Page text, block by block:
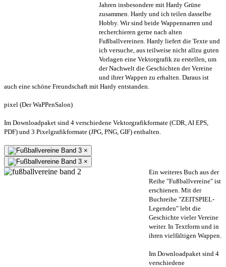
Jahren insbesondere mit Hardy Grüne
zusammen. Hardy und ich teilen dasselbe
Hobby. Wir sind beide Wappennarren und
recherchieren gerne nach alten
Fußballvereinen. Hardy liefert die Texte und
ich versuche, aus teilweise nicht allzu guten
Vorlagen eine Vektorgrafik zu erstellen, um
der Nachwelt die Geschichten der Vereine
und ihrer Wappen zu erhalten. Daraus ist
auch eine schöne Freundschaft mit Hardy entstanden.
pixel (Der WaPPenSalon)
Im Downloadpaket sind 4 verschiedene Vektorgrafikformate (CDR, AI EPS,
PDF) und 3 Pixelgrafikformate (JPG, PNG, GIF) enthalten.
×
×
Ein weiteres Buch aus der
Reihe "Fußballvereine" ist
erschienen. Mit der
Buchreihe "ZEITSPIEL-
Legenden" lebt die
Geschichte vieler Vereine
weiter. In Textform und in
ihren vielfältigen Wappen.
Im Downloadpaket sind 4
verschiedene